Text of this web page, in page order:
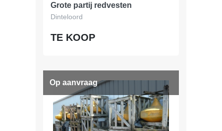
Grote partij redvesten
Dinteloord
TE KOOP
Op aanvraag